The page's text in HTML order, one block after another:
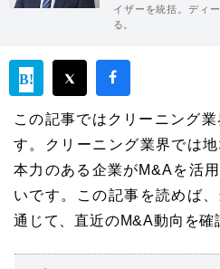
イザーを統括。ディ
る。
この記事ではクリーニング
す。クリーニング業界では
本力のある企業がM&Aを活
いです。この記事を読めば
通じて、直近のM&A動向を確